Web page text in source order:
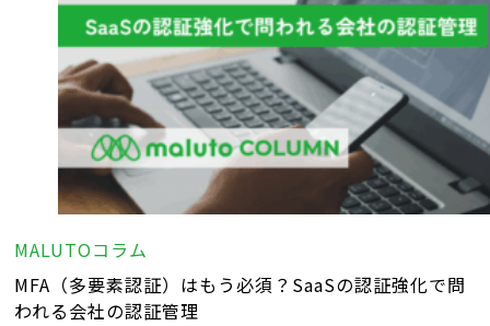
MALUTOコラム
MFA（多要素認証）はもう必須？SaaSの認証強化で問
われる会社の認証管理